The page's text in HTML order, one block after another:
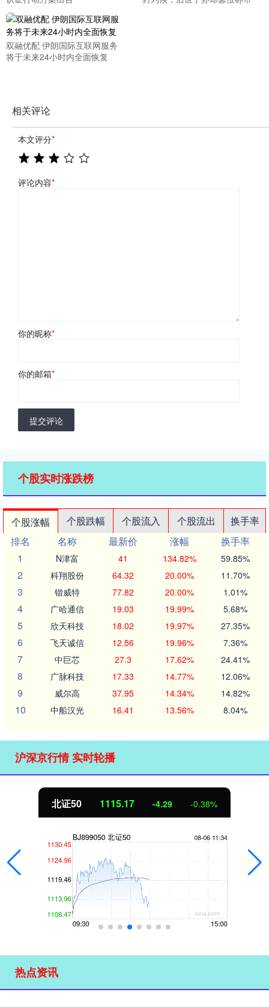
双融优配 伊朗国际互联网服务
将于未来24小时内全面恢复
相关评论
本文评分*
评论内容*
你的昵称*
你的邮箱*
提交评论
个股实时涨跌榜
个股涨幅 个股跌幅 个股流入 个股流出
换手率
排名
名称 最新价 涨幅
换手率
1
N津富 41 134.82% 59.85%
2 科翔股份 64.32 20.00% 11.70%
3 锴威特 77.82 20.00% 1.01%
4 广哈通信 19.03 19.99% 5.68%
5 欣天科技 18.02 19.97% 27.35%
6 飞天诚信 12.56 19.96% 7.36%
7 中巨芯 27.3 17.62% 24.41%
8 广脉科技 17.33 14.77% 12.06%
9 威尔高 37.95 14.34% 14.82%
10 中船汉光 16.41 13.56% 8.04%
沪深京行情 实时轮播
北证50 1115.17 -4.29 -0.38%
热点资讯